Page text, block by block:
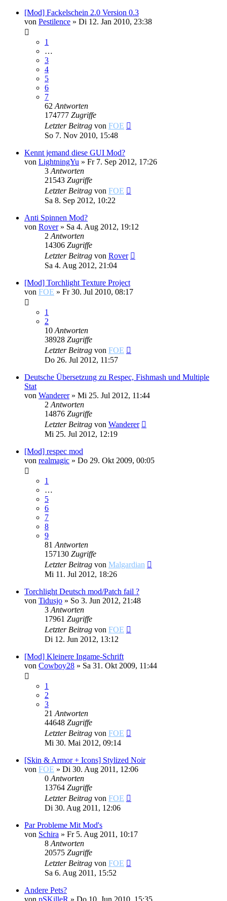
[Mod] Fackelschein 2.0 Version 0.3
von Pestilence » Di 12. Jan 2010, 23:38
1
…
3
4
5
6
7
62 Antworten
174777 Zugriffe
Letzter Beitrag von FOE
So 7. Nov 2010, 15:48
Kennt jemand diese GUI Mod?
von LightningYu » Fr 7. Sep 2012, 17:26
3 Antworten
21543 Zugriffe
Letzter Beitrag von FOE
Sa 8. Sep 2012, 10:22
Anti Spinnen Mod?
von Rover» Sa 4. Aug 2012, 19:12
2 Antworten
14306 Zugriffe
Letzter Beitrag von Rover
Sa 4. Aug 2012, 21:04
[Mod] Torchlight Texture Project
von FOE » Fr 30. Jul 2010, 08:17
1
2
10 Antworten
38928 Zugriffe
Letzter Beitrag von FOE
Do 26. Jul 2012, 11:57
Deutsche Übersetzung zu Respec, Fishmash und Multiple
Stat
von Wanderer» Mi 25. Jul 2012, 11:44
2 Antworten
14876 Zugriffe
Letzter Beitrag von Wanderer
Mi 25. Jul 2012, 12:19
[Mod] respec mod
von realmagic » Do 29. Okt 2009, 00:05
1
…
5
6
7
8
9
81 Antworten
157130 Zugriffe
Letzter Beitrag von Malgardian
Mi 11. Jul 2012, 18:26
Torchlight Deutsch mod/Patch fail ?
von Tidusjo » So 3. Jun 2012, 21:48
3 Antworten
17961 Zugriffe
Letzter Beitrag von FOE
Di 12. Jun 2012, 13:12
[Mod] Kleinere Ingame-Schrift
von Cowboy28 » Sa 31. Okt 2009, 11:44
1
2
3
21 Antworten
44648 Zugriffe
Letzter Beitrag von FOE
Mi 30. Mai 2012, 09:14
[Skin & Armor + Icons] Stylized Noir
von FOE » Di 30. Aug 2011, 12:06
0 Antworten
13764 Zugriffe
Letzter Beitrag von FOE
Di 30. Aug 2011, 12:06
Par Probleme Mit Mod's
von Schira » Fr 5. Aug 2011, 10:17
8 Antworten
20575 Zugriffe
Letzter Beitrag von FOE
Sa 6. Aug 2011, 15:52
Andere Pets?
von pSKilleR » Do 10. Jun 2010, 15:35